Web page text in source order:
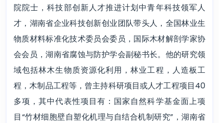
院院士，科技部创新人才推进计划中青年科技领军人
才，湖南省企业科技创新创业团队带头人，全国林业生
物质材料标准化技术委员会委员，国际木材解剖学家协
会会员，湖南省腐蚀与防护学会副秘书长。他的研究领
域包括林木生物质资源化利用，林业工程，人造板工
程，木制品工程等，曾主持科研项目或人才工程项目40
多项，其中代表性项目有：国家自然科学基金面上项
目“竹材细胞壁自塑化机理与自结合机制研究”，湖南省